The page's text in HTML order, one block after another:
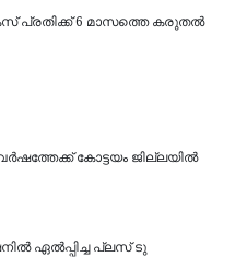
പ്രതിക്ക് 6 മാസത്തെ കരുതൽ
കോട്ടയം ജില്ലയിൽ
ഏൽപ്പിച്ച പ്ലസ് ടു